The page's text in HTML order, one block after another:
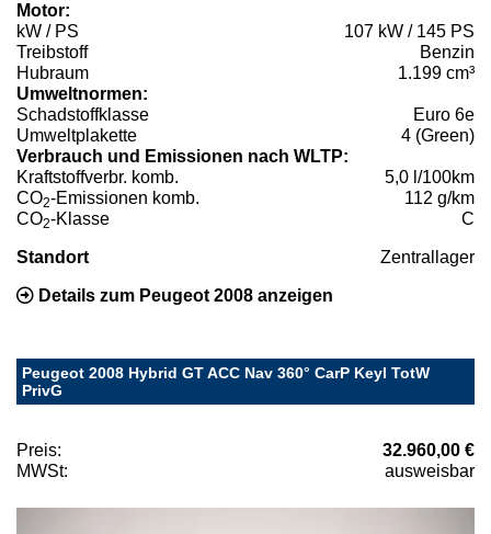
Motor:
kW / PS
107 kW / 145 PS
Treibstoff
Benzin
Hubraum
1.199 cm³
Umweltnormen:
Schadstoffklasse
Euro 6e
Umweltplakette
4 (Green)
Verbrauch und Emissionen nach WLTP:
Kraftstoffverbr. komb.
5,0 l/100km
CO2-Emissionen komb.
112 g/km
CO2-Klasse C
Standort Zentrallager
Details zum Peugeot 2008 anzeigen
Peugeot 2008 Hybrid GT ACC Nav 360° CarP Keyl TotW
PrivG
Preis:
32.960,00 €
MWSt:
ausweisbar